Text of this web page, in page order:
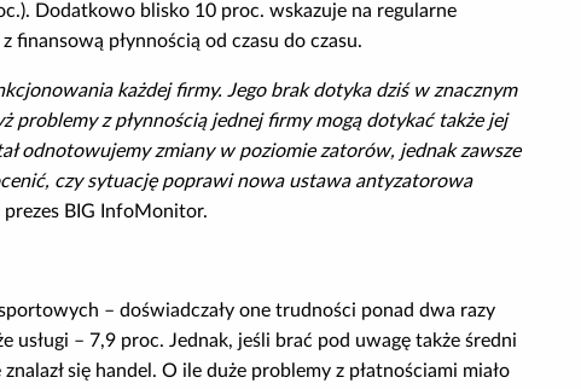
Dodatkowo blisko 10 proc. wskazuje na regularne
finansową płynnością od czasu do czasu.
każdej firmy. Jego brak dotyka dziś w znacznym
problemy z płynnością jednej firmy mogą dotykać także jej
odnotowujemy zmiany w poziomie zatorów, jednak zawsze
czy sytuację poprawi nowa ustawa antyzatorowa
prezes BIG InfoMonitor.
– doświadczały one trudności ponad dwa razy
usługi – 7,9 proc. Jednak, jeśli brać pod uwagę także średni
się handel. O ile duże problemy z płatnościami miało